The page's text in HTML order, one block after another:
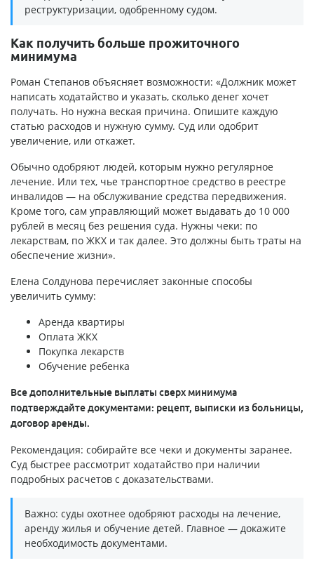
реструктуризации, одобренному судом.
Как получить больше прожиточного
минимума
Роман Степанов объясняет возможности: «Должник может
написать ходатайство и указать, сколько денег хочет
получать. Но нужна веская причина. Опишите каждую
статью расходов и нужную сумму. Суд или одобрит
увеличение, или откажет.
Обычно одобряют людей, которым нужно регулярное
лечение. Или тех, чье транспортное средство в реестре
инвалидов — на обслуживание средства передвижения.
Кроме того, сам управляющий может выдавать до 10 000
рублей в месяц без решения суда. Нужны чеки: по
лекарствам, по ЖКХ и так далее. Это должны быть траты на
обеспечение жизни».
Елена Солдунова перечисляет законные способы
увеличить сумму:
Аренда квартиры
Оплата ЖКХ
Покупка лекарств
Обучение ребенка
Все дополнительные выплаты сверх минимума
подтверждайте документами: рецепт, выписки из больницы,
договор аренды.
Рекомендация: собирайте все чеки и документы заранее.
Суд быстрее рассмотрит ходатайство при наличии
подробных расчетов с доказательствами.
Важно: суды охотнее одобряют расходы на лечение,
аренду жилья и обучение детей. Главное — докажите
необходимость документами.